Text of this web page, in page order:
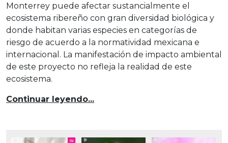
Monterrey puede afectar sustancialmente el
ecosistema ribereño con gran diversidad biológica y
donde habitan varias especies en categorías de
riesgo de acuerdo a la normatividad mexicana e
internacional. La manifestación de impacto ambiental
de este proyecto no refleja la realidad de este
ecosistema.
Continuar leyendo...